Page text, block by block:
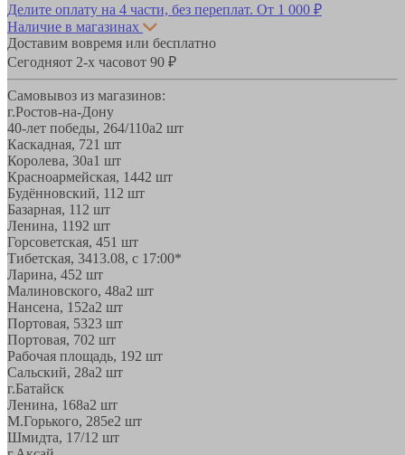
Делите оплату на 4 части, без переплат. От 1 000 ₽
Наличие в магазинах
Доставим вовремя или бесплатно
Сегодняот 2-х часовот 90 ₽
Самовывоз из магазинов:
г.Ростов-на-Дону
40-лет победы, 264/110а2 шт
Каскадная, 721 шт
Королева, 30а1 шт
Красноармейская, 1442 шт
Будённовский, 11 2 шт
Базарная, 11 2 шт
Ленина, 1192 шт
Горсоветская, 451 шт
Тибетская, 3413.08, с 17:00*
Ларина, 452 шт
Малиновского, 48а2 шт
Нансена, 152а2 шт
Портовая, 5323 шт
Портовая, 702 шт
Рабочая площадь, 192 шт
Сальский, 28a2 шт
г.Батайск
Ленина, 168а2 шт
М.Горького, 285е2 шт
Шмидта, 17/1 2 шт